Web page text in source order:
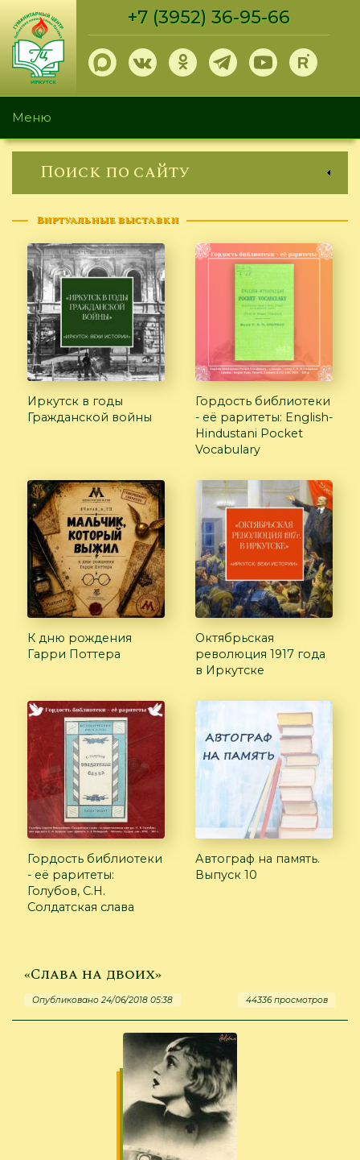
Перейти
основному
содержанию
+7 (3952) 36-95-66
Меню
Поиск по сайту
Виртуальные выставки
Иркутск в годы
Гражданской войны
Гордость библиотеки
- её раритеты: English-
Hindustani Pocket
Vocabulary
К дню рождения
Гарри Поттера
Октябрьская
революция 1917 года
в Иркутске
Гордость библиотеки
- её раритеты:
Голубов, С.Н.
Солдатская слава
Автограф на память.
Выпуск 10
«Слава на двоих»
Опубликовано 24/06/2018 05:38 44336 просмотров